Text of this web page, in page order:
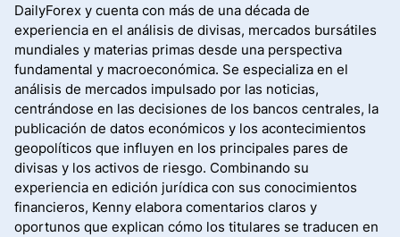
DailyForex y cuenta con más de una década de
experiencia en el análisis de divisas, mercados bursátiles
mundiales y materias primas desde una perspectiva
fundamental y macroeconómica. Se especializa en el
análisis de mercados impulsado por las noticias,
centrándose en las decisiones de los bancos centrales, la
publicación de datos económicos y los acontecimientos
geopolíticos que influyen en los principales pares de
divisas y los activos de riesgo. Combinando su
experiencia en edición jurídica con sus conocimientos
financieros, Kenny elabora comentarios claros y
oportunos que explican cómo los titulares se traducen en